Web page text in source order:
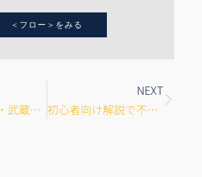
＜フロー＞をみる
東京都立川市・武蔵野市で成功する！地域密着型ホームページ戦略
NEXT
初心者向け解説で不安解消！ ネット集客のはじめの一歩 オンライン販促の基本
Next